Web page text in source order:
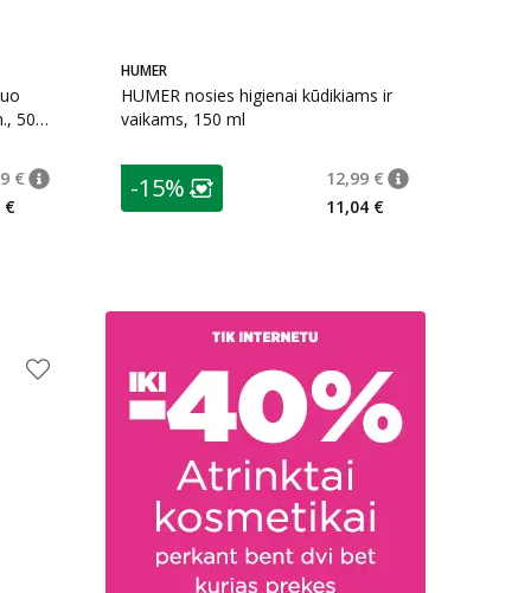
50
nuolaida:
€
patarimas
Įprasta kaina: 11,59 €
€
HUMER
HUMER nosies higienai kūdikiams ir
vaikams, 150 ml
patarimas
Lojalumo klubo narių nuolaida
-15% 12,99 €
patarimas
Įprasta kaina
11,04 €